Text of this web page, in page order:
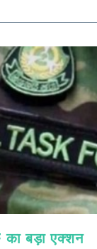
का बड़ा एक्शन